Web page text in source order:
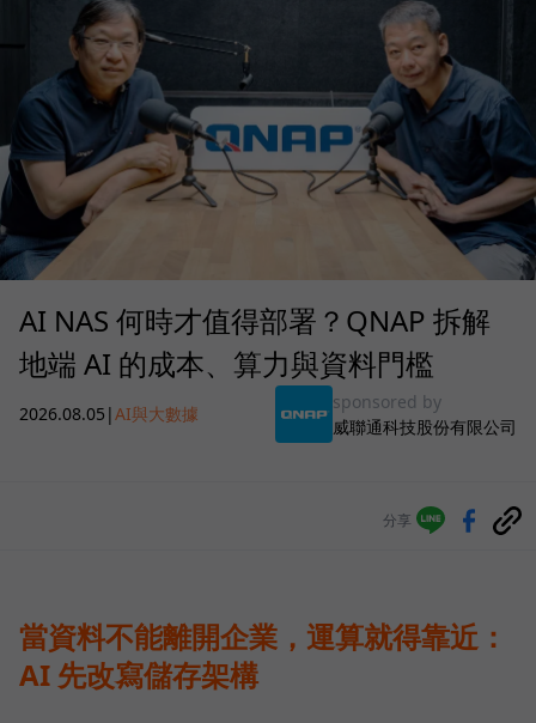
AI NAS 何時才值得部署？QNAP 拆解
地端 AI 的成本、算力與資料門檻
2026.08.05 |AI與大數據
sponsored by
威聯通科技股份有限公司
分享
當資料不能離開企業，運算就得靠近：
AI 先改寫儲存架構